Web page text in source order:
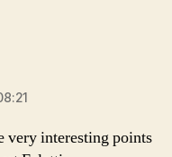
very interesting points